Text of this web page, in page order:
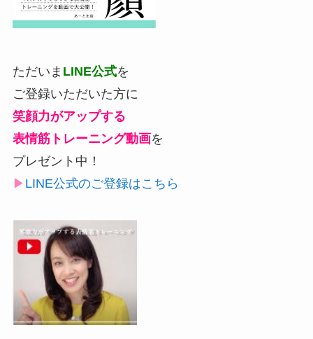
ただいま LINE公式を
ご登録いただいた方に
笑顔力がアップする
表情筋トレーニング動画を
プレゼント中！
▶︎ LINE公式のご登録はこちら